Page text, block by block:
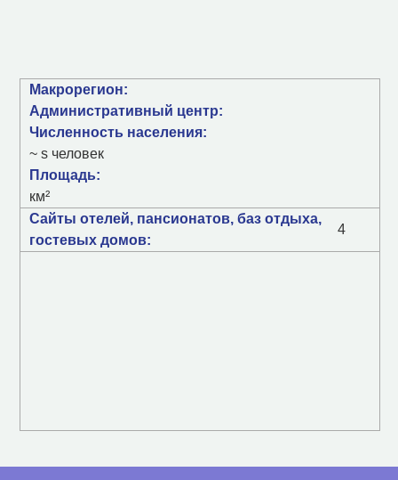
Макрорегион:
Административный центр:
Численность населения:
~ s человек
Площадь:
км²
Сайты отелей, пансионатов, баз отдыха,
гостевых домов:
4